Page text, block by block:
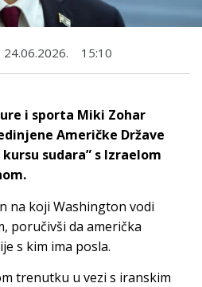
24.06.2026. 15:10
i sporta Miki Zohar
Američke Države
sudara” s Izraelom
na koji Washington vodi
poručivši da američka
s kim ima posla.
trenutku u vezi s iranskim